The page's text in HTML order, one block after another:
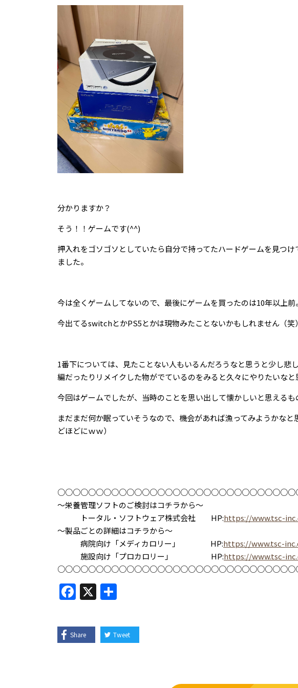
分かりますか？
そう！！ゲームです(^^)
押入れをゴソゴソとしていたら自分で持ってたハードゲームを見つ
ました。
今は全くゲームしてないので、最後にゲームを買ったのは10年以上
今出てるswitchとかPS5とかは現物みたことないかもしれません（笑）
1番下については、見たことない人もいるんだろうなと思うと少し悲
編だったりリメイクした物がでているのをみると久々にやりたいなと
今回はゲームでしたが、当時のことを思い出して懐かしいと思えるも
まだまだ何か眠っていそうなので、機会があれば漁ってみようかな
どほどにｗｗ）
～栄養管理ソフトのご検討はコチラから～
トータル・ソフトウェア株式会社 HP:https://www.tsc-
～製品ごとの詳細はコチラから～
病院向け「メディカロリー」 HP:https://www.tsc-
施設向け「プロカロリー」 HP:https://www.tsc-
F
c
e
X
Share Tweet